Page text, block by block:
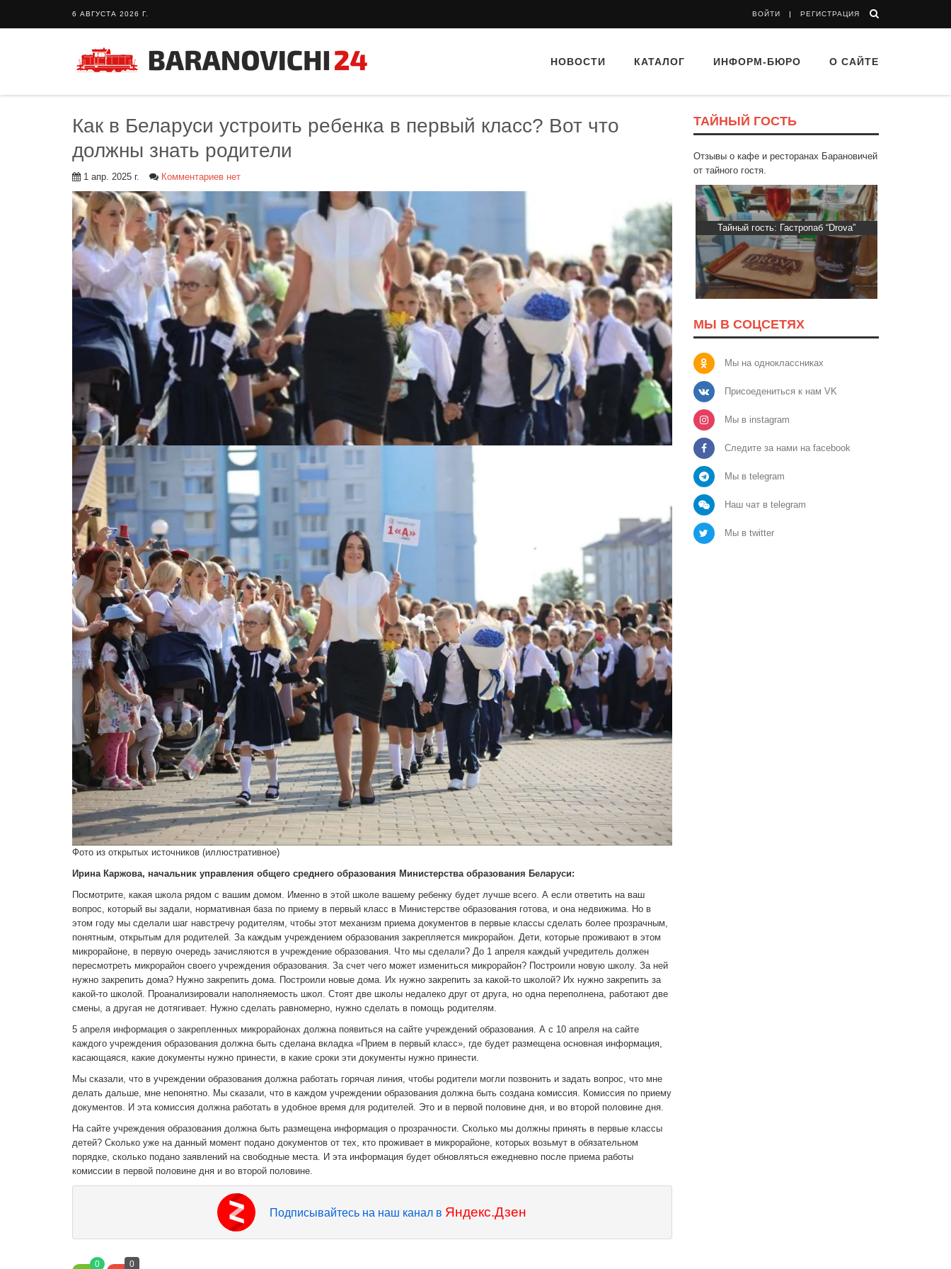
6 АВГУСТА 2026 Г. ВОЙТИ РЕГИСТРАЦИЯ
НОВОСТИ КАТАЛОГ ИНФОРМ-БЮРО О САЙТЕ
Как в Беларуси устроить ребенка в первый класс? Вот что
должны знать родители
1 апр. 2025 г. Комментариев нет
Фото из открытых источников (иллюстративное)
Ирина Каржова, начальник управления общего среднего образования Министерства образования Беларуси:
Посмотрите, какая школа рядом с вашим домом. Именно в этой школе вашему ребенку будет лучше всего. А если ответить на ваш
вопрос, который вы задали, нормативная база по приему в первый класс в Министерстве образования готова, и она недвижима. Но в
этом году мы сделали шаг навстречу родителям, чтобы этот механизм приема документов в первые классы сделать более прозрачным,
понятным, открытым для родителей. За каждым учреждением образования закрепляется микрорайон. Дети, которые проживают в этом
микрорайоне, в первую очередь зачисляются в учреждение образования. Что мы сделали? До 1 апреля каждый учредитель должен
пересмотреть микрорайон своего учреждения образования. За счет чего может измениться микрорайон? Построили новую школу. За ней
нужно закрепить дома? Нужно закрепить дома. Построили новые дома. Их нужно закрепить за какой-то школой? Их нужно закрепить за
какой-то школой. Проанализировали наполняемость школ. Стоят две школы недалеко друг от друга, но одна переполнена, работают две
смены, а другая не дотягивает. Нужно сделать равномерно, нужно сделать в помощь родителям.
5 апреля информация о закрепленных микрорайонах должна появиться на сайте учреждений образования. А с 10 апреля на сайте
каждого учреждения образования должна быть сделана вкладка «Прием в первый класс», где будет размещена основная информация,
касающаяся, какие документы нужно принести, в какие сроки эти документы нужно принести.
Мы сказали, что в учреждении образования должна работать горячая линия, чтобы родители могли позвонить и задать вопрос, что мне
делать дальше, мне непонятно. Мы сказали, что в каждом учреждении образования должна быть создана комиссия. Комиссия по приему
документов. И эта комиссия должна работать в удобное время для родителей. Это и в первой половине дня, и во второй половине дня.
На сайте учреждения образования должна быть размещена информация о прозрачности. Сколько мы должны принять в первые классы
детей? Сколько уже на данный момент подано документов от тех, кто проживает в микрорайоне, которых возьмут в обязательном
порядке, сколько подано заявлений на свободные места. И эта информация будет обновляться ежедневно после приема работы
комиссии в первой половине дня и во второй половине.
Подписывайтесь на наш канал в Яндекс.Дзен
0 0
ТАЙНЫЙ ГОСТЬ
Отзывы о кафе и ресторанах Барановичей
от тайного гостя.
Тайный гость: Ресторан “Папараць
Кветка”
Тайный гость: Гастропаб “Drova”
МЫ В СОЦСЕТЯХ
Мы на одноклассниках
Присоедениться к нам VK
Мы в instagram
Следите за нами на facebook
Мы в telegram
Наш чат в telegram
Мы в twitter